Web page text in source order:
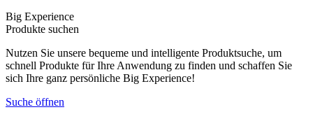
Big Experience
Produkte suchen
Nutzen Sie unsere bequeme und intelligente Produktsuche, um
schnell Produkte für Ihre Anwendung zu finden und schaffen Sie
sich Ihre ganz persönliche Big Experience!
Suche öffnen